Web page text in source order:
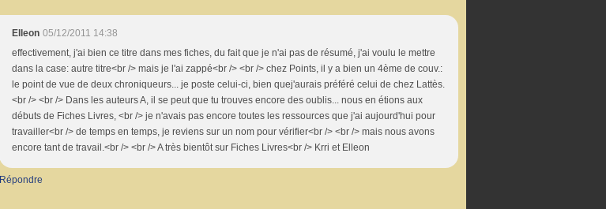
Elleon 05/12/2011 14:38
effectivement, j'ai bien ce titre dans mes fiches, du fait que je n'ai pas de résumé, j'ai voulu le mettre
dans la case: autre titre<br /> mais je l'ai zappé<br /> <br /> chez Points, il y a bien un 4ème de couv.:
le point de vue de deux chroniqueurs... je poste celui-ci, bien quej'aurais préféré celui de chez Lattès.
<br /> <br /> Dans les auteurs A, il se peut que tu trouves encore des oublis... nous en étions aux
débuts de Fiches Livres, <br /> je n'avais pas encore toutes les ressources que j'ai aujourd'hui pour
travailler<br /> de temps en temps, je reviens sur un nom pour vérifier<br /> <br /> mais nous avons
encore tant de travail.<br /> <br /> A très bientôt sur Fiches Livres<br /> Krri et Elleon
Répondre